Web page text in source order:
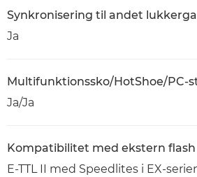
Synkronisering til andet
Ja
Multifunktionssko/HotShoe/PC-
Ja/Ja
Kompatibilitet med ekstern flash
E-TTL II med Speedlites i EX-